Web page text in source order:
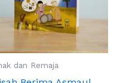
dan Remaja